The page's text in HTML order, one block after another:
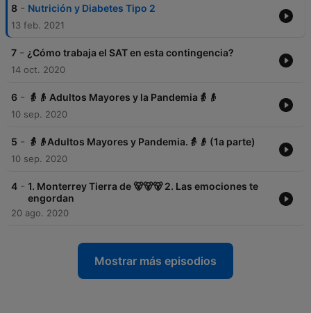
8 - Nutrición y Diabetes Tipo 2
13 feb. 2021
7 - ¿Cómo trabaja el SAT en esta contingencia?
14 oct. 2020
6 - 👵👴 Adultos Mayores y la Pandemia👵👴
10 sep. 2020
5 - 👵👴Adultos Mayores y Pandemia.👵👴 (1a parte)
10 sep. 2020
4 - 1. Monterrey Tierra de 🐻🐻🐻 2. Las emociones te
engordan
20 ago. 2020
Mostrar más episodios